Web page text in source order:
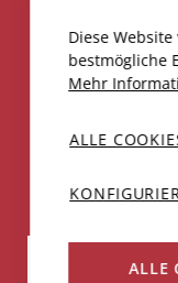
Diese
bestmögliche
Mehr
ALLE
ALLE